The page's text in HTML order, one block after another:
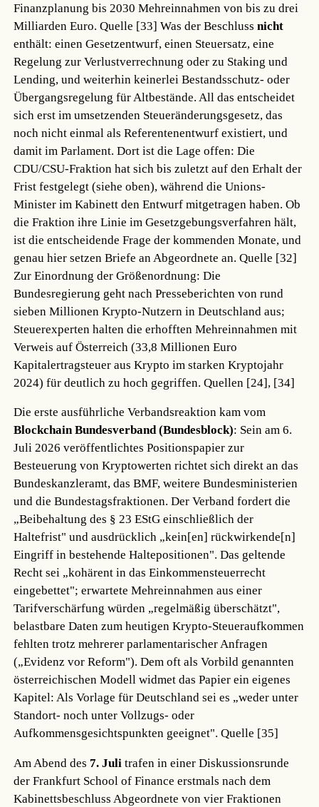
Finanzplanung bis 2030 Mehreinnahmen von bis zu drei
Milliarden Euro.Quelle [33] Was der Beschlussnicht
enthält: einen Gesetzentwurf, einen Steuersatz, eine
Regelung zur Verlustverrechnung oder zu Staking und
Lending, und weiterhin keinerlei Bestandsschutz- oder
Übergangsregelung für Altbestände. All das entscheidet
sich erst im umsetzenden Steueränderungsgesetz, das
noch nicht einmal als Referentenentwurf existiert, und
damit im Parlament. Dort ist die Lage offen: Die
CDU/CSU-Fraktion hat sich bis zuletzt auf den Erhalt der
Frist festgelegt (siehe oben), während die Unions-
Minister im Kabinett den Entwurf mitgetragen haben. Ob
die Fraktion ihre Linie im Gesetzgebungsverfahren hält,
ist die entscheidende Frage der kommenden Monate, und
genau hier setzen Briefe an Abgeordnete an.Quelle [32]
Zur Einordnung der Größenordnung: Die
Bundesregierung geht nach Presseberichten von rund
sieben Millionen Krypto-Nutzern in Deutschland aus;
Steuerexperten halten die erhofften Mehreinnahmen mit
Verweis auf Österreich (33,8 Millionen Euro
Kapitalertragsteuer aus Krypto im starken Kryptojahr
2024) für deutlich zu hoch gegriffen.Quellen [24], [34]
Die erste ausführliche Verbandsreaktion kam vom
Blockchain Bundesverband (Bundesblock): Sein am 6.
Juli 2026 veröffentlichtes Positionspapier zur
Besteuerung von Kryptowerten richtet sich direkt an das
Bundeskanzleramt, das BMF, weitere Bundesministerien
und die Bundestagsfraktionen. Der Verband fordert die
„Beibehaltung des § 23 EStG einschließlich der
Haltefrist" und ausdrücklich „kein[en] rückwirkende[n]
Eingriff in bestehende Haltepositionen". Das geltende
Recht sei „kohärent in das Einkommensteuerrecht
eingebettet"; erwartete Mehreinnahmen aus einer
Tarifverschärfung würden „regelmäßig überschätzt",
belastbare Daten zum heutigen Krypto-Steueraufkommen
fehlten trotz mehrerer parlamentarischer Anfragen
(„Evidenz vor Reform"). Dem oft als Vorbild genannten
österreichischen Modell widmet das Papier ein eigenes
Kapitel: Als Vorlage für Deutschland sei es „weder unter
Standort- noch unter Vollzugs- oder
Aufkommensgesichtspunkten geeignet".Quelle [35]
Am Abend des 7. Juli trafen in einer Diskussionsrunde
der Frankfurt School of Finance erstmals nach dem
Kabinettsbeschluss Abgeordnete von vier Fraktionen